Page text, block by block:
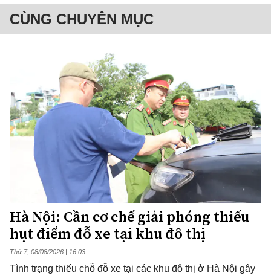
CÙNG CHUYÊN MỤC
Hà Nội: Cần cơ chế giải phóng thiếu
hụt điểm đỗ xe tại khu đô thị
Thứ 7, 08/08/2026 | 16:03
Tình trạng thiếu chỗ đỗ xe tại các khu đô thị ở Hà Nội gây